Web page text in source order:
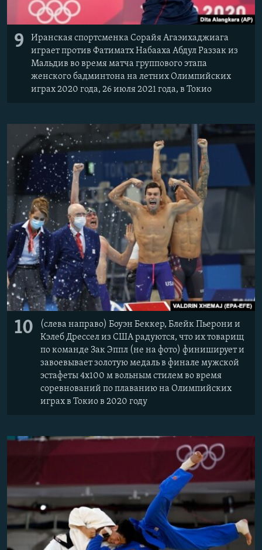
9
Иранская спортсменка Сорайя Агаэихаджиага
играет против Фатиматх Набааха Абдул Раззак из
Мальдив во время матча группового этапа
женского бадминтона на летних Олимпийских
играх 2020 года, 26 июля 2021 года, в Токио
10
(слева направо) Боуэн Беккер, Блейк Пьерони и
Кэлеб Дрессел из США радуются, что их товарищ
по команде Зак Эппл (не на фото) финиширует и
завоевывает золотую медаль в финале мужской
эстафеты 4х100 м вольным стилем во время
соревнований по плаванию на Олимпийских
играх в Токио в 2020 году